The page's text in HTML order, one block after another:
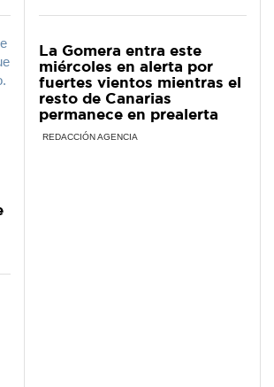
La Gomera entra este
miércoles en alerta por
fuertes vientos mientras el
resto de Canarias
permanece en prealerta
REDACCIÓN AGENCIA